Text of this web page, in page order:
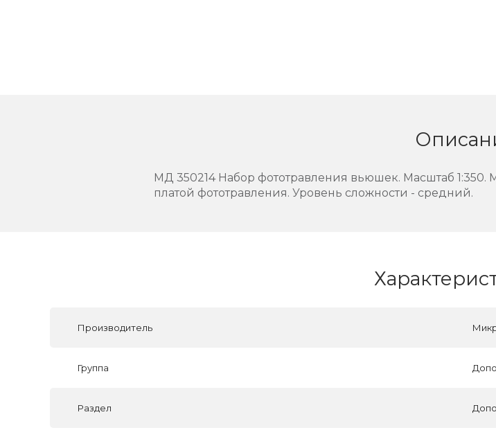
МД 350214 Набор фототравления вьюшек. Масштаб 1:350.
платой фототравления. Уровень сложности - средний.
Производитель
Группа
Раздел